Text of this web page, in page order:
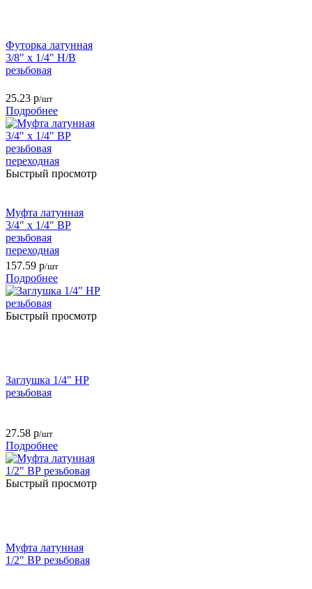
Футорка латунная
3/8" х 1/4" Н/В
резьбовая
25.23 р/шт
Подробнее
Быстрый просмотр
Муфта латунная
3/4" х 1/4" ВР
резьбовая
переходная
157.59 р/шт
Подробнее
Быстрый просмотр
Заглушка 1/4" НР
резьбовая
27.58 р/шт
Подробнее
Быстрый просмотр
Муфта латунная
1/2" ВР резьбовая